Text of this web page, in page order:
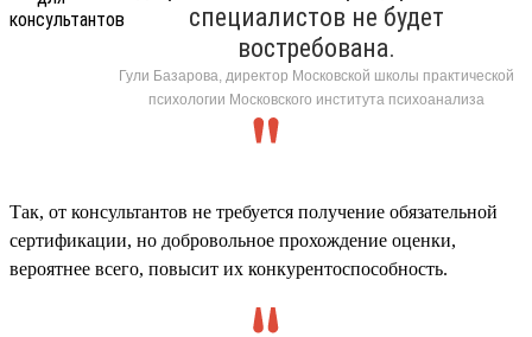
специалистов не будет
востребована.
Гули Базарова, директор Московской школы практической
психологии Московского института психоанализа
Так, от консультантов не требуется получение обязательной
сертификации, но добровольное прохождение оценки,
вероятнее всего, повысит их конкурентоспособность.